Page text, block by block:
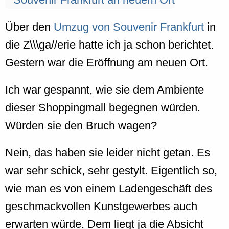
Über den Umzug von Souvenir Frankfurt in
die Z\\\ga//erie hatte ich ja schon berichtet.
Gestern war die Eröffnung am neuen Ort.
Ich war gespannt, wie sie dem Ambiente
dieser Shoppingmall begegnen würden.
Würden sie den Bruch wagen?
Nein, das haben sie leider nicht getan. Es
war sehr schick, sehr gestylt. Eigentlich so,
wie man es von einem Ladengeschäft des
geschmackvollen Kunstgewerbes auch
erwarten würde. Dem liegt ja die Absicht